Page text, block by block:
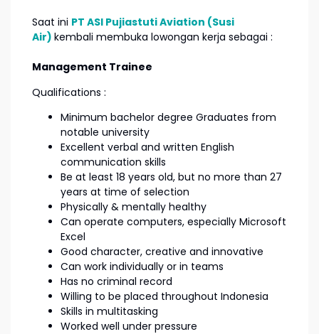
Saat ini PT ASI Pujiastuti Aviation (Susi
Air) kembali membuka lowongan kerja sebagai :
Management Trainee
Qualifications :
Minimum bachelor degree Graduates from
notable university
Excellent verbal and written English
communication skills
Be at least 18 years old, but no more than 27
years at time of selection
Physically & mentally healthy
Can operate computers, especially Microsoft
Excel
Good character, creative and innovative
Can work individually or in teams
Has no criminal record
Willing to be placed throughout Indonesia
Skills in multitasking
Worked well under pressure